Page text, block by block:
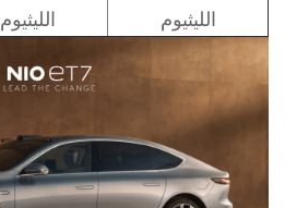
الليثيوم
الليثيوم